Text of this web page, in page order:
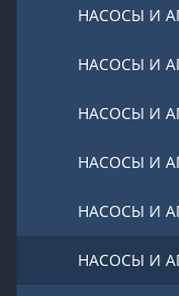
НАСОСЫ И
НАСОСЫ И
НАСОСЫ И
НАСОСЫ И
НАСОСЫ И
НАСОСЫ И